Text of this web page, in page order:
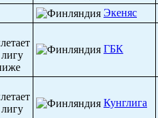
Экеняс
ГБК
Кунглига